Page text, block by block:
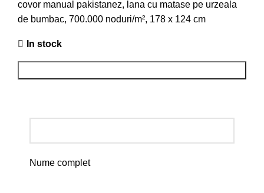
covor manual pakistanez, lana cu matase pe urzeala
de bumbac, 700.000 noduri/m², 178 x 124 cm
In stock
Nume complet